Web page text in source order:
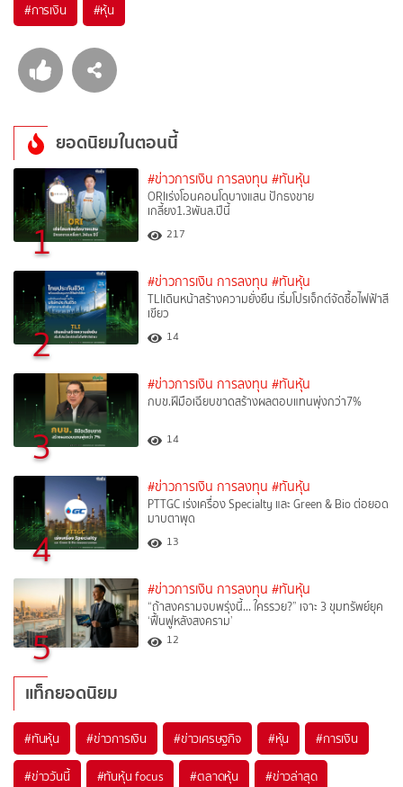
#การเงิน #หุ้น
ยอดนิยมในตอนนี้
1
#ข่าวการเงิน การลงทุน #ทันหุ้น
ORIเร่งโอนคอนโดบางแสน ปักธงขาย
เกลี้ยง1.3พันล.ปีนี้
217
2
#ข่าวการเงิน การลงทุน #ทันหุ้น
TLIเดินหน้าสร้างความยั่งยืน เริ่มโปรเจ็กต์จัดซื้อไฟฟ้าสี
เขียว
14
3
#ข่าวการเงิน การลงทุน #ทันหุ้น
กบข.ฝีมือเฉียบขาดสร้างผลตอบแทนพุ่งกว่า7%
14
4
#ข่าวการเงิน การลงทุน #ทันหุ้น
PTTGC เร่งเครื่อง Specialty และ Green & Bio ต่อยอด
มาบตาพุด
13
5
#ข่าวการเงิน การลงทุน #ทันหุ้น
“ถ้าสงครามจบพรุ่งนี้… ใครรวย?” เจาะ 3 ขุมทรัพย์ยุค
‘ฟื้นฟูหลังสงคราม’
12
แท็กยอดนิยม
#ทันหุ้น #ข่าวการเงิน #ข่าวเศรษฐกิจ #หุ้น #การเงิน
#ข่าววันนี้ #ทันหุ้น focus #ตลาดหุ้น #ข่าวล่าสุด